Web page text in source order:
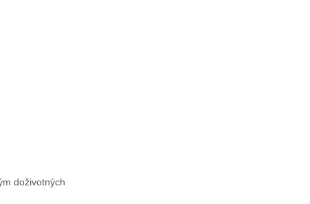
doživotných